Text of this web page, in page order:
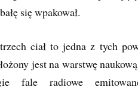
się wpakował.
ciał to jedna z tych
jest na warstwę
fale radiowe